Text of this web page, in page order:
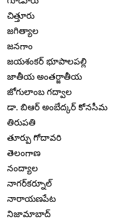
చిత్తూరు
జగిత్యాల
జనగాం
జయశంకర్ భూపాలపల్లి
జాతీయ అంతర్జాతీయ
జోగులాంబ గద్వాల
డా. బిఆర్ అంబేద్కర్ కోనసీమ
తిరుపతి
తూర్పు గోదావరి
తెలంగాణ
నంద్యాల
నాగర్‌కర్నూల్
నారాయణపేట
నిజామాబాద్